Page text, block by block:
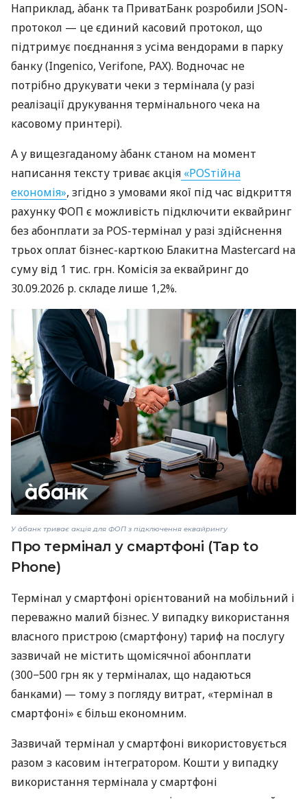
Наприклад, àбанк та ПриватБанк розробили JSON-
протокол — це єдиний касовий протокол, що
підтримує поєднання з усіма вендорами в парку
банку (Ingenico, Verifone, PAX). Водночас не
потрібно друкувати чеки з термінала (у разі
реалізації друкування термінального чека на
касовому принтері).
А у вищезгаданому àбанк станом на момент
написання тексту триває акція «POSтійна
економія», згідно з умовами якої під час відкриття
рахунку ФОП є можливість підключити еквайринг
без абонплати за POS-термінал у разі здійснення
трьох оплат бізнес-карткою Блакитна Mastercard на
суму від 1 тис. грн. Комісія за еквайринг до
30.09.2026 р. складе лише 1,2%.
У àбанк триває акція для ФОП з підключення еквайрингу
Про термінал у смартфоні (Tap to
Phone)
Термінал у смартфоні орієнтований на мобільний і
переважно малий бізнес. У випадку використання
власного пристрою (смартфону) тариф на послугу
зазвичай не містить щомісячної абонплати
(300−500 грн як у терміналах, що надаються
банками) — тому з погляду витрат, «термінал в
смартфоні» є більш економним.
Зазвичай термінал у смартфоні використовується
разом з касовим інтегратором. Кошти у випадку
використання термінала у смартфоні